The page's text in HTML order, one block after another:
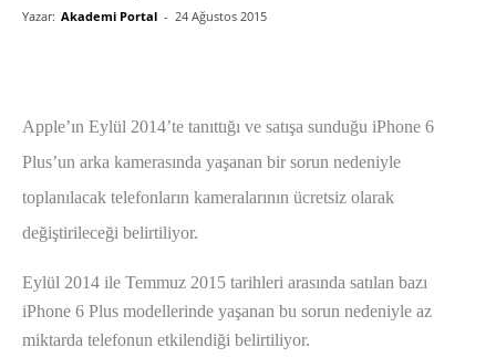
Yazar: Akademi Portal - 24 Ağustos 2015
Apple’ın Eylül 2014’te tanıttığı ve satışa sunduğu iPhone 6
Plus’un arka kamerasında yaşanan bir sorun nedeniyle
toplanılacak telefonların kameralarının ücretsiz olarak
değiştirileceği belirtiliyor.
Eylül 2014 ile Temmuz 2015 tarihleri arasında satılan bazı
iPhone 6 Plus modellerinde yaşanan bu sorun nedeniyle az
miktarda telefonun etkilendiği belirtiliyor.